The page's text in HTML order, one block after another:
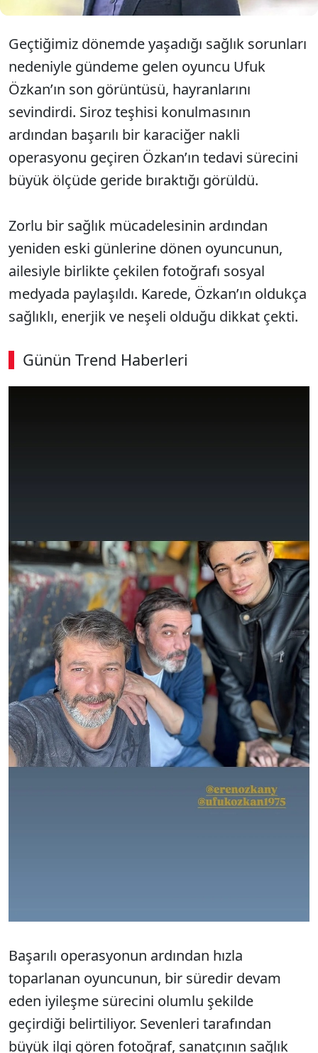
Geçtiğimiz dönemde yaşadığı sağlık sorunları
nedeniyle gündeme gelen oyuncu Ufuk
Özkan’ın son görüntüsü, hayranlarını
sevindirdi. Siroz teşhisi konulmasının
ardından başarılı bir karaciğer nakli
operasyonu geçiren Özkan’ın tedavi sürecini
büyük ölçüde geride bıraktığı görüldü.
Zorlu bir sağlık mücadelesinin ardından
yeniden eski günlerine dönen oyuncunun,
ailesiyle birlikte çekilen fotoğrafı sosyal
medyada paylaşıldı. Karede, Özkan’ın oldukça
sağlıklı, enerjik ve neşeli olduğu dikkat çekti.
Günün Trend Haberleri
00:02 / 09:08
Başarılı operasyonun ardından hızla
toparlanan oyuncunun, bir süredir devam
eden iyileşme sürecini olumlu şekilde
geçirdiği belirtiliyor. Sevenleri tarafından
büyük ilgi gören fotoğraf, sanatçının sağlık